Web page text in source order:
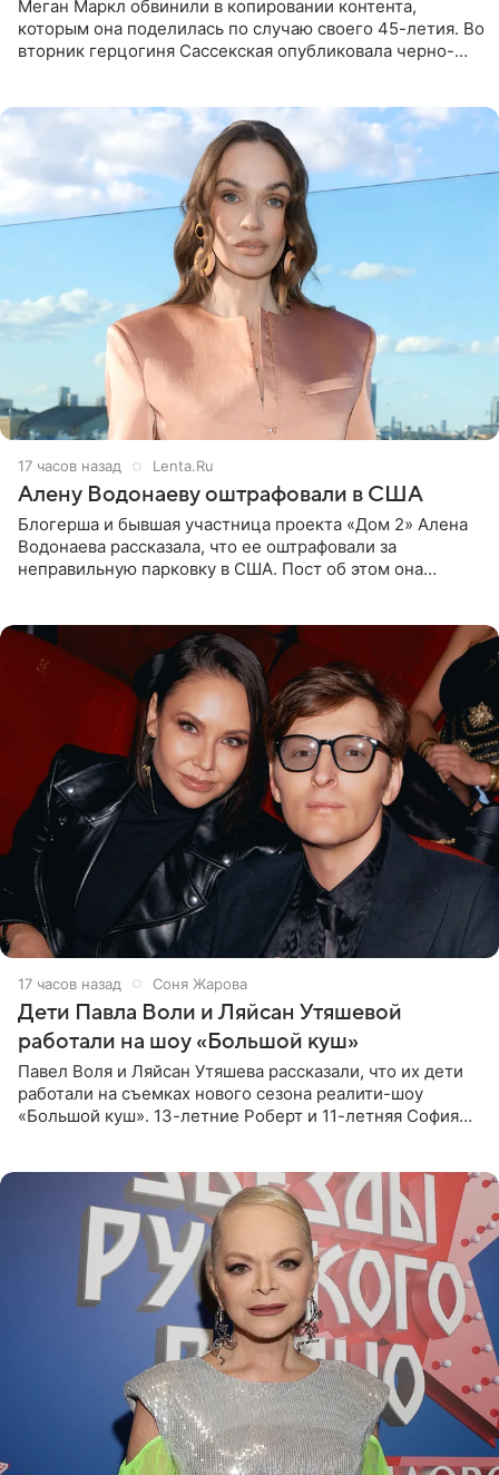
Меган Маркл обвинили в копировании контента,
которым она поделилась по случаю своего 45-летия. Во
вторник герцогиня Сассекская опубликовала черно-
17 часов назад Lenta.Ru
Алену Водонаеву оштрафовали в США
Блогерша и бывшая участница проекта «Дом 2» Алена
Водонаева рассказала, что ее оштрафовали за
неправильную парковку в США. Пост об этом она
17 часов назад Соня Жарова
Дети Павла Воли и Ляйсан Утяшевой
работали на шоу «Большой куш»
Павел Воля и Ляйсан Утяшева рассказали, что их дети
работали на съемках нового сезона реалити-шоу
«Большой куш». 13-летние Роберт и 11-летняя София